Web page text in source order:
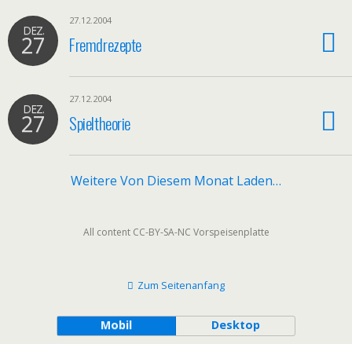
DEZ.
27
27.12.2004
Fremdrezepte
DEZ.
27
27.12.2004
Spieltheorie
Weitere Von Diesem Monat Laden…
All content CC-BY-SA-NC Vorspeisenplatte
Zum Seitenanfang
Mobil Desktop